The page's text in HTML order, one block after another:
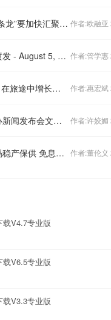
贾少谦：家电产业“一条龙”要加快汇聚青岛 作者:欧融
危地马拉富埃戈火山喷发 - August 5, 2026 作者:管学
[视频]暑期研学游升温 在旅途中增长知识 作者:惠宏
2025年5月28日国台办新闻发布会文字实录 作者:许姣
蒙牛五大保障举措加码稳产保供 免息资金再援牧场助运营 作者:董伦
V4.7专业版
V6.5专业版
V3.3专业版